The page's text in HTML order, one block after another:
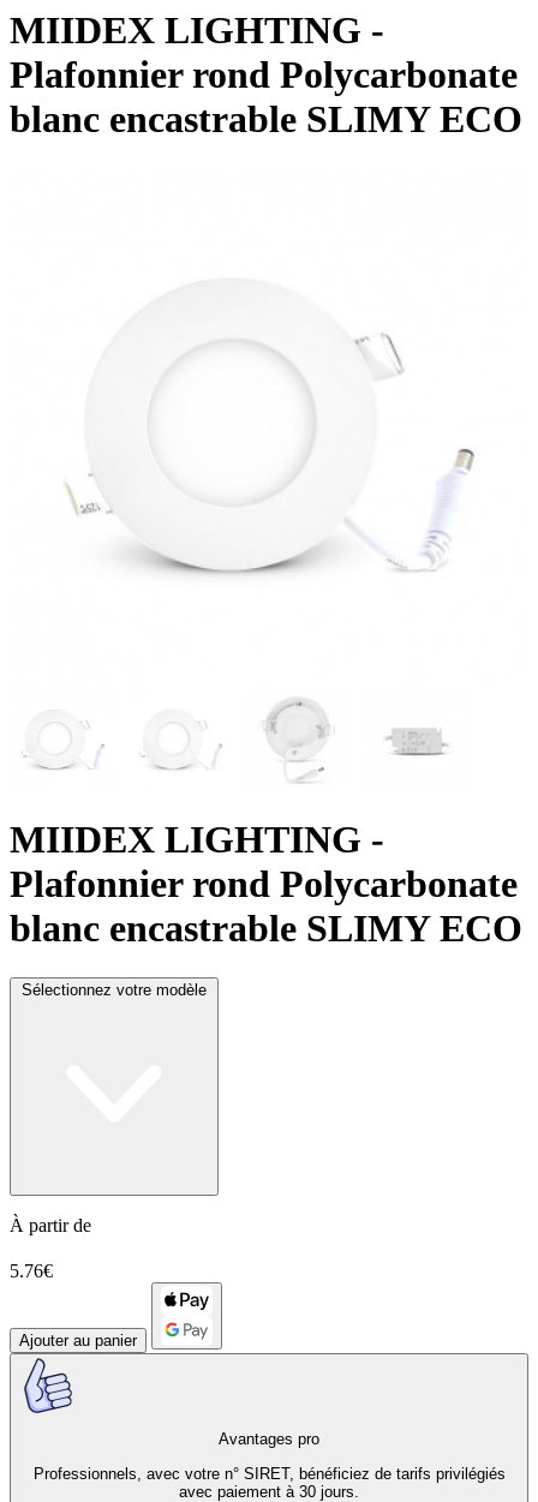
MIIDEX LIGHTING -
Plafonnier rond Polycarbonate
blanc encastrable SLIMY ECO
MIIDEX LIGHTING -
Plafonnier rond Polycarbonate
blanc encastrable SLIMY ECO
Sélectionnez votre modèle
À partir de
5.76€
Ajouter au panier
Avantages pro
Professionnels, avec votre n° SIRET, bénéficiez de tarifs privilégiés
avec paiement à 30 jours.